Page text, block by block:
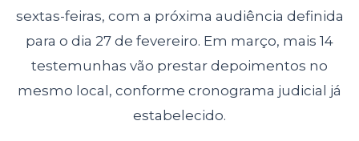
sextas-feiras, com a próxima audiência definida
para o dia 27 de fevereiro. Em março, mais 14
testemunhas vão prestar depoimentos no
mesmo local, conforme cronograma judicial já
estabelecido.